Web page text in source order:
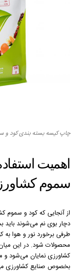
چاپ کیسه بسته بندی کود و
اهمیت
سموم
از آنجایی که کود و
دچار بوی نم می‌شوند باید
طرفی برخورد نور و هوا
محصولات شود. در این
کشاورزی نمایان می‌شود و
بخصوص صنایع کشاورزی